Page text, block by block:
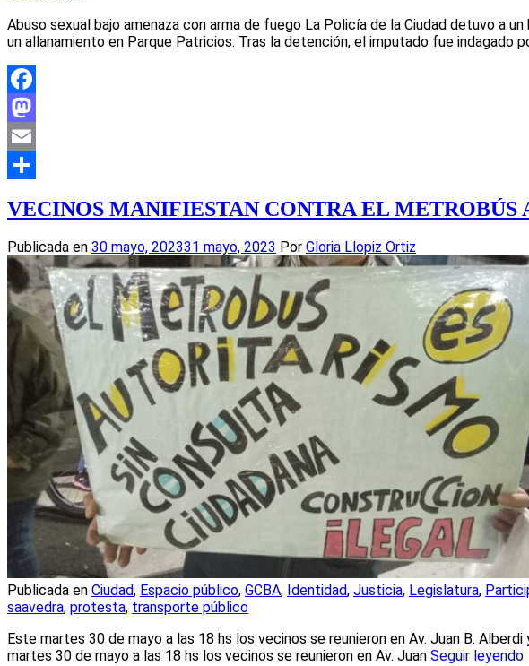
Abuso sexual bajo amenaza con arma de fuego La Policía de la Ciudad detuvo a
un allanamiento en Parque Patricios. Tras la detención, el imputado fue indagado
Facebook
Mastodon
Email
VECINOS MANIFIESTAN CONTRA EL METROBÚS
Publicada en 30 mayo, 202331 mayo, 2023 Por Gloria Llopiz Ortiz
Publicada en Ciudad, Espacio público, GCBA, Identidad, Justicia, Legislatura,
saavedra, protesta, transporte público
Este martes 30 de mayo a las 18 hs los vecinos se reunieron en Av. Juan B.
martes 30 de mayo a las 18 hs los vecinos se reunieron en Av. Juan Seguir leyendo